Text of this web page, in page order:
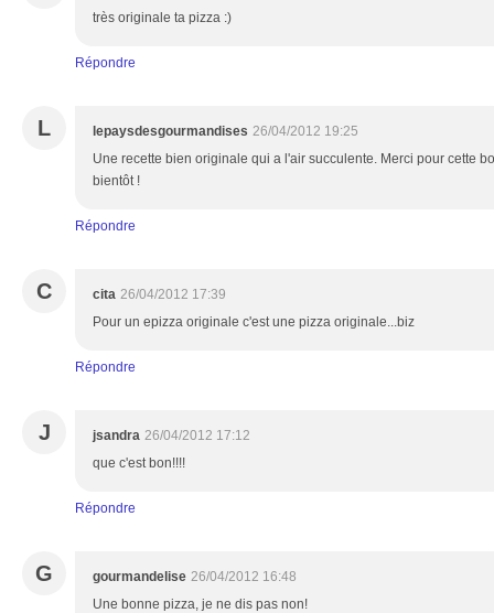
très originale ta pizza :)
Répondre
L lepaysdesgourmandises 26/04/2012 19:25
Une recette bien originale qui a l'air succulente. Merci pour cette
bientôt !
Répondre
C cita 26/04/2012 17:39
Pour un epizza originale c'est une pizza originale...biz
Répondre
J jsandra 26/04/2012 17:12
que c'est bon!!!!
Répondre
G gourmandelise 26/04/2012 16:48
Une bonne pizza, je ne dis pas non!